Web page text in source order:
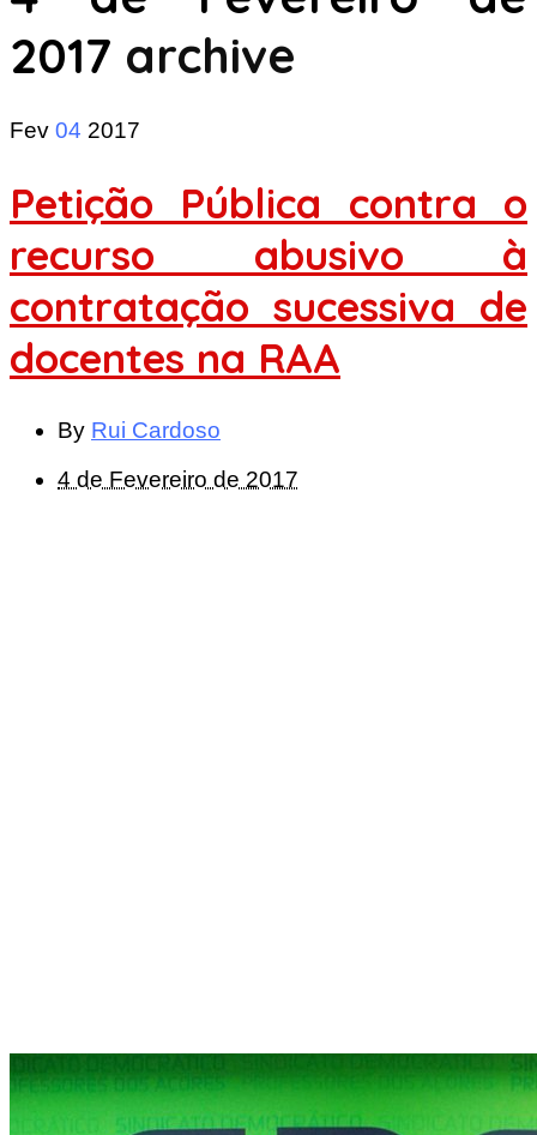
2017 archive
Fev 04 2017
Petição Pública contra o
recurso abusivo à
contratação sucessiva de
docentes na RAA
By Rui Cardoso
4 de Fevereiro de 2017